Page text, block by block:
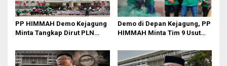
PP HIMMAH Demo Kejagung
Minta Tangkap Dirut PLN
Demo di Depan Kejagung, PP
HIMMAH Minta Tim 9 Usut
Kasus Febrie Adriansyah